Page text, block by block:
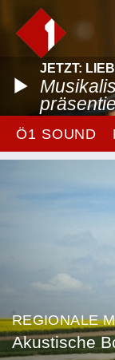
JETZT:
Ö1 SOUND
REGIONALE
Akustische